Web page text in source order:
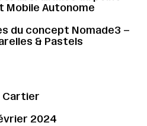
Mobile Autonome
du concept Nomade3 –
& Pastels
Cartier
2024